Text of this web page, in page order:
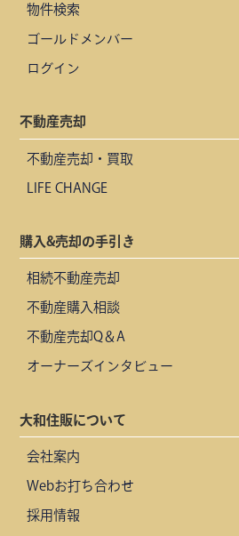
物件検索
ゴールドメンバー
ログイン
不動産売却
不動産売却・買取
LIFE CHANGE
購入&売却の手引き
相続不動産売却
不動産購入相談
不動産売却Q＆A
オーナーズインタビュー
大和住販について
会社案内
Webお打ち合わせ
採用情報